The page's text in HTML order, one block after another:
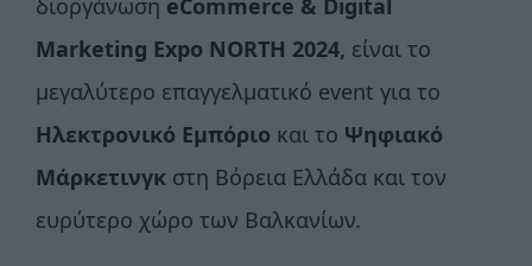
διοργάνωση eCommerce & Digital
Marketing Expo NORTH 2024, είναι το
μεγαλύτερο επαγγελματικό event για το
Ηλεκτρονικό Εμπόριο και το Ψηφιακό
Μάρκετινγκ στη Βόρεια Ελλάδα και τον
ευρύτερο χώρο των Βαλκανίων.